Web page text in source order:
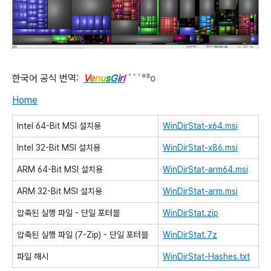
한국어 공식 번역: VenusGirl ´``°³о
Home
Intel 64-Bit MSI 설치용 WinDirStat-x64.msi
Intel 32-Bit MSI 설치용 WinDirStat-x86.msi
ARM 64-Bit MSI 설치용 WinDirStat-arm64.msi
ARM 32-Bit MSI 설치용 WinDirStat-arm.msi
압축된 실행 파일 - 단일 포터블 WinDirStat.zip
압축된 실행 파일 (7-Zip) - 단일 포터블 WinDirStat.7z
파일 해시 WinDirStat-Hashes.txt